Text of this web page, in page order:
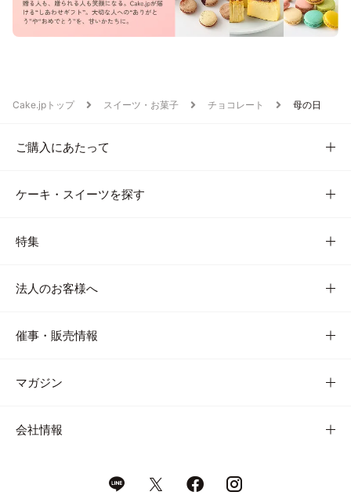
Cake.jpトップ スイーツ・お菓子 チョコレート 母の日
ご購入にあたって
ケーキ・スイーツを探す
特集
法人のお客様へ
催事・販売情報
マガジン
会社情報